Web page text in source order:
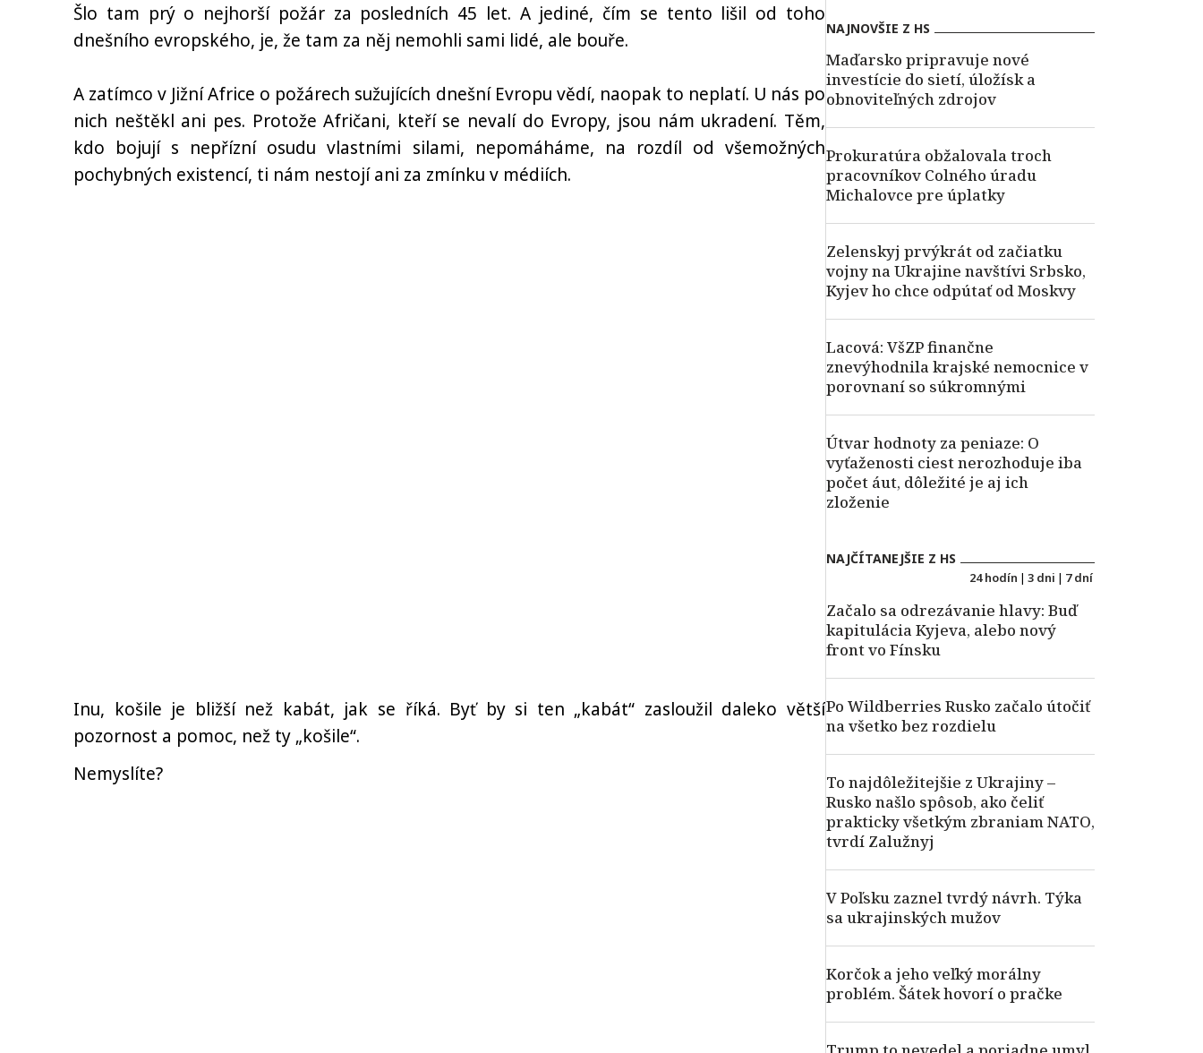
Šlo tam prý o nejhorší požár za posledních 45 let. A jediné, čím se tento lišil od toho
dnešního evropského, je, že tam za něj nemohli sami lidé, ale bouře.
A zatímco v Jižní Africe o požárech sužujících dnešní Evropu vědí, naopak to neplatí. U nás po
nich neštěkl ani pes. Protože Afričani, kteří se nevalí do Evropy, jsou nám ukradení. Těm,
kdo bojují s nepřízní osudu vlastními silami, nepomáháme, na rozdíl od všemožných
pochybných existencí, ti nám nestojí ani za zmínku v médiích.
Inu, košile je bližší než kabát, jak se říká. Byť by si ten „kabát“ zasloužil daleko větší
pozornost a pomoc, než ty „košile“.
Nemyslíte?
NAJNOVŠIE Z HS
Maďarsko pripravuje nové
investície do sietí, úložísk a
obnoviteľných zdrojov
Prokuratúra obžalovala troch
pracovníkov Colného úradu
Michalovce pre úplatky
Zelenskyj prvýkrát od začiatku
vojny na Ukrajine navštívi Srbsko,
Kyjev ho chce odpútať od Moskvy
Lacová: VšZP finančne
znevýhodnila krajské nemocnice v
porovnaní so súkromnými
Útvar hodnoty za peniaze: O
vyťaženosti ciest nerozhoduje iba
počet áut, dôležité je aj ich
zloženie
NAJČÍTANEJŠIE Z HS
24 hodín | 3 dni | 7 dní
Začalo sa odrezávanie hlavy: Buď
kapitulácia Kyjeva, alebo nový
front vo Fínsku
Po Wildberries Rusko začalo útočiť
na všetko bez rozdielu
To najdôležitejšie z Ukrajiny –
Rusko našlo spôsob, ako čeliť
prakticky všetkým zbraniam NATO,
tvrdí Zalužnyj
V Poľsku zaznel tvrdý návrh. Týka
sa ukrajinských mužov
Korčok a jeho veľký morálny
problém. Šátek hovorí o pračke